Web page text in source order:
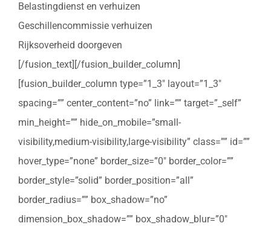
Belastingdienst en verhuizen
Geschillencommissie verhuizen
Rijksoverheid doorgeven
[/fusion_text][/fusion_builder_column]
[fusion_builder_column type=”1_3″ layout=”1_3″
spacing=”” center_content=”no” link=”” target=”_self”
min_height=”” hide_on_mobile=”small-
visibility,medium-visibility,large-visibility” class=”” id=””
hover_type=”none” border_size=”0″ border_color=””
border_style=”solid” border_position=”all”
border_radius=”” box_shadow=”no”
dimension_box_shadow=”” box_shadow_blur=”0″